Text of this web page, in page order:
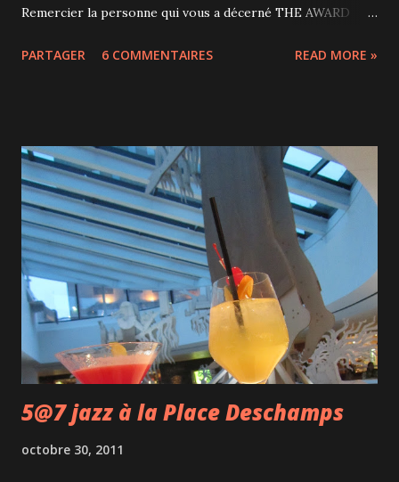
Remercier la personne qui vous a décerné THE AWARD
7 autres blogs avec les liens Je m'y plie donc de bonne
personnes qui sont avides de découvertes et comme c'est
son cas, je prends plaisir à la lire. Voilà 7 choses que je peux
vous apprendre sur moi : 1- ma mère est fille unique, je suis
fille unique et mon fils risque bien de rester fils unique. 2-
si je reste une journée à la maison, je déprime
littéralement. Il faut absolument que je fasse quelque chose
de mes journées. Je suis une boulimique de sorties et de
voyages sans...
PARTAGER 6 COMMENTAIRES READ MORE »
5@7 jazz à la Place Deschamps
octobre 30, 2011